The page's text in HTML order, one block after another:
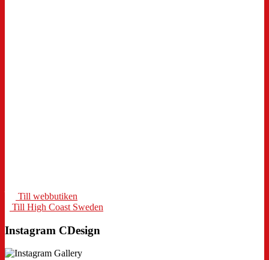
Till webbutiken
Till High Coast Sweden
Instagram CDesign